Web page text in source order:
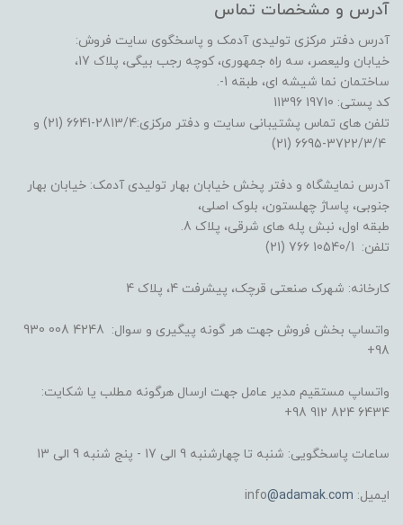
آدرس و مشخصات تماس
آدرس دفتر مرکزی تولیدی آدمک و پاسخگوی سایت فروش:
خیابان ولیعصر، سه راه جمهوری، کوچه رجب بیگی، پلاک 17،
ساختمان نما شیشه ای، طبقه 1-.
کد پستی: 19710 11396
تلفن های تماس پشتیبانی سایت و دفتر مرکزی:2813/4-6641 (21) و
آدرس نمایشگاه و دفتر پخش خیابان بهار تولیدی آدمک: خیابان بهار
جنوبی، پاساژ چهلستون، بلوک اصلی،
طبقه اول، نبش پله های شرقی، پلاک 8.
تلفن: 10540/1 766 (21)
کارخانه: شهرک صنعتی قرچک، پیشرفت 4، پلاک 4
واتساپ بخش فروش جهت هر گونه پیگیری و سوال: 4248 008 930
98+
واتساپ مستقیم مدیر عامل جهت ارسال هرگونه مطلب یا شکایت:
6434 824 912 98+
ساعات پاسخگویی: شنبه تا چهارشنبه 9 الی 17 - پنج شنبه 9 الی 13
ایمیل: info @adamak.com